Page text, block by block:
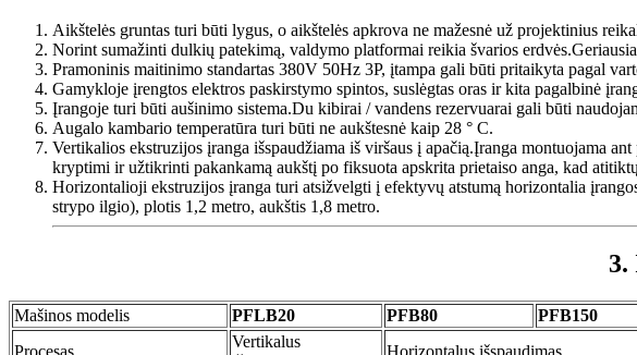
Aikštelės gruntas turi būti lygus, o aikštelės apkrova ne mažesnė už projektinius
Norint sumažinti dulkių patekimą, valdymo platformai reikia švarios
Pramoninis maitinimo standartas 380V 50Hz 3P, įtampa gali būti pritaikyta pagal
Gamykloje įrengtos elektros paskirstymo spintos, suslėgtas oras ir kita pagalbinė
Įrangoje turi būti aušinimo sistema.Du kibirai / vandens rezervuarai gali būti
Augalo kambario temperatūra turi būti ne aukštesnė kaip 28 ° C.
Vertikalios ekstruzijos įranga išspaudžiama iš viršaus į apačią.Įranga montuojama
kryptimi ir užtikrinti pakankamą aukštį po fiksuota apskrita prietaiso anga, kad
Horizontalioji ekstruzijos įranga turi atsižvelgti į efektyvų atstumą horizontalia
strypo ilgio), plotis 1,2 metro, aukštis 1,8 metro.
3.
Mašinos modelis PFLB20 PFB80
PFB150
Procesas
Vertikalus
Horizontalus išspaudimas